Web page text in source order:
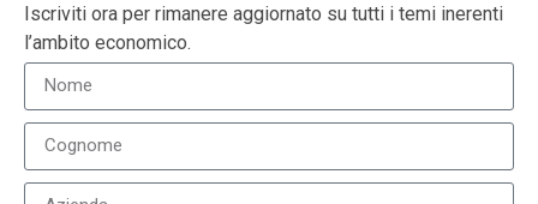
Iscriviti ora per rimanere aggiornato su tutti i temi inerenti
l’ambito economico.